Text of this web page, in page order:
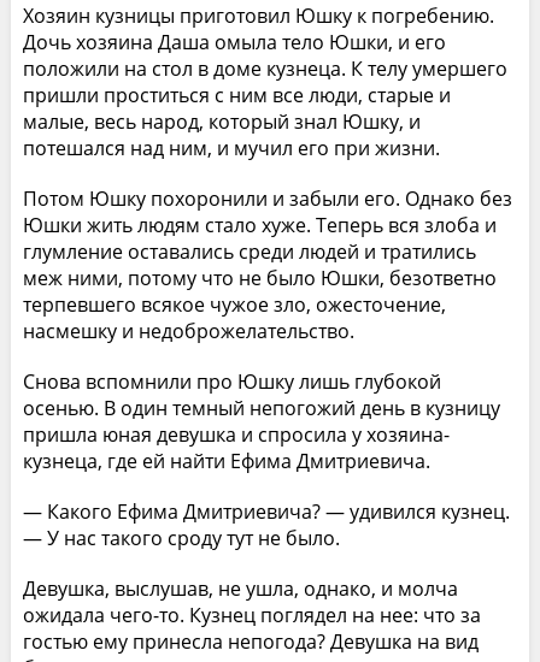
Хозяин кузницы приготовил Юшку к погребению.
Дочь хозяина Даша омыла тело Юшки, и его
положили на стол в доме кузнеца. К телу умершего
пришли проститься с ним все люди, старые и
малые, весь народ, который знал Юшку, и
потешался над ним, и мучил его при жизни.
Потом Юшку похоронили и забыли его. Однако без
Юшки жить людям стало хуже. Теперь вся злоба и
глумление оставались среди людей и тратились
меж ними, потому что не было Юшки, безответно
терпевшего всякое чужое зло, ожесточение,
насмешку и недоброжелательство.
Снова вспомнили про Юшку лишь глубокой
осенью. В один темный непогожий день в кузницу
пришла юная девушка и спросила у хозяина-
кузнеца, где ей найти Ефима Дмитриевича.
— Какого Ефима Дмитриевича? — удивился кузнец.
— У нас такого сроду тут не было.
Девушка, выслушав, не ушла, однако, и молча
ожидала чего-то. Кузнец поглядел на нее: что за
гостью ему принесла непогода? Девушка на вид